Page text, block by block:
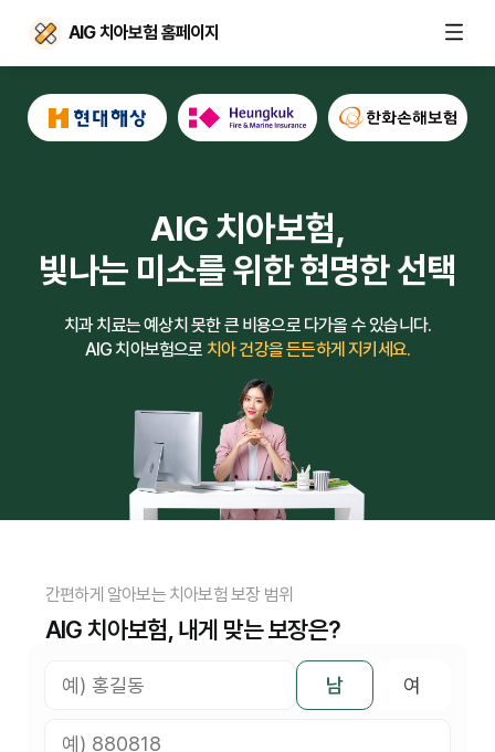
AIG 치아보험 홈페이지
AIG 치아보험,
빛나는 미소를 위한 현명한 선택
치과 치료는 예상치 못한 큰 비용으로 다가올 수 있습니다.
AIG 치아보험으로 치아 건강을 든든하게 지키세요.
간편하게 알아보는 치아보험 보장 범위
AIG 치아보험, 내게 맞는 보장은?
남 여